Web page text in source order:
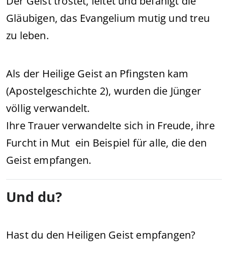
Gläubigen, das Evangelium mutig und treu
zu leben.
Als der Heilige Geist an Pfingsten kam
(Apostelgeschichte 2), wurden die Jünger
völlig verwandelt.
Ihre Trauer verwandelte sich in Freude, ihre
Furcht in Mut ein Beispiel für alle, die den
Geist empfangen.
Und du?
Hast du den Heiligen Geist empfangen?